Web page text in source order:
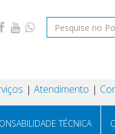
Atendimento
TÉCNICA